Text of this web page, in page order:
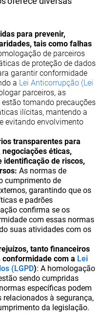
para prevenir,
tais como falhas
de parceiros
de proteção de dados
garantir conformidade
a Lei Anticorrupção (Lei
parceiros, as
tomando precauções
ilícitas, mantendo a
evitando envolvimento
transparentes para
éticas,
identificação de riscos,
As normas de
cumprimento de
garantindo que os
e padrões
confirma se os
com essas normas
suas atividades com os
tanto financeiros
com a Lei
(LGPD): A homologação
sendo cumpridas
específicas podem
à segurança,
da legislação.